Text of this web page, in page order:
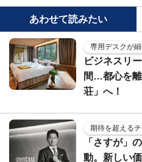
あわせて読みたい
専用デスクが
ビジネスリ
間…都心を
荘」へ！
期待を超える
「さすが」
動。新しい